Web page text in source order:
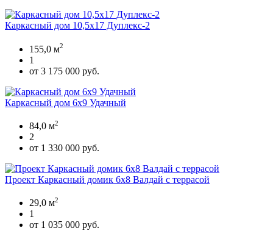
Каркасный дом 10,5х17 Дуплекс-2
155,0 м2
1
от 3 175 000 руб.
Каркасный дом 6х9 Удачный
84,0 м2
2
от 1 330 000 руб.
Проект Каркасный домик 6х8 Валдай с террасой
29,0 м2
1
от 1 035 000 руб.